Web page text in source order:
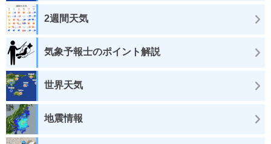
2週間天気
気象予報士のポイント解説
世界天気
地震情報